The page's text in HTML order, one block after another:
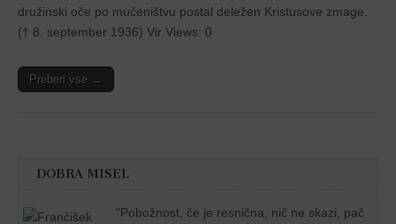
družinski oče po mučeništvu postal deležen Kristusove zmage.
(† 8. september 1936) Vir Views: 0
Preberi vse →
DOBRA MISEL
"Pobožnost, če je resnična, nič ne skazi, pač